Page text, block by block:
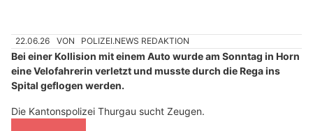
22.06.26 VON POLIZEI.NEWS REDAKTION
Bei einer Kollision mit einem Auto wurde am Sonntag in Horn
eine Velofahrerin verletzt und musste durch die Rega ins
Spital geflogen werden.
Die Kantonspolizei Thurgau sucht Zeugen.